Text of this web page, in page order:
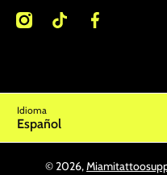
@miamitattoosupplies
Idioma
Español
© 2026,